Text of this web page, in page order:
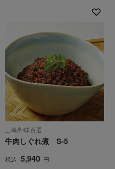
三嶋亭/味百選
牛肉しぐれ煮 S-5
税込 5,940 円